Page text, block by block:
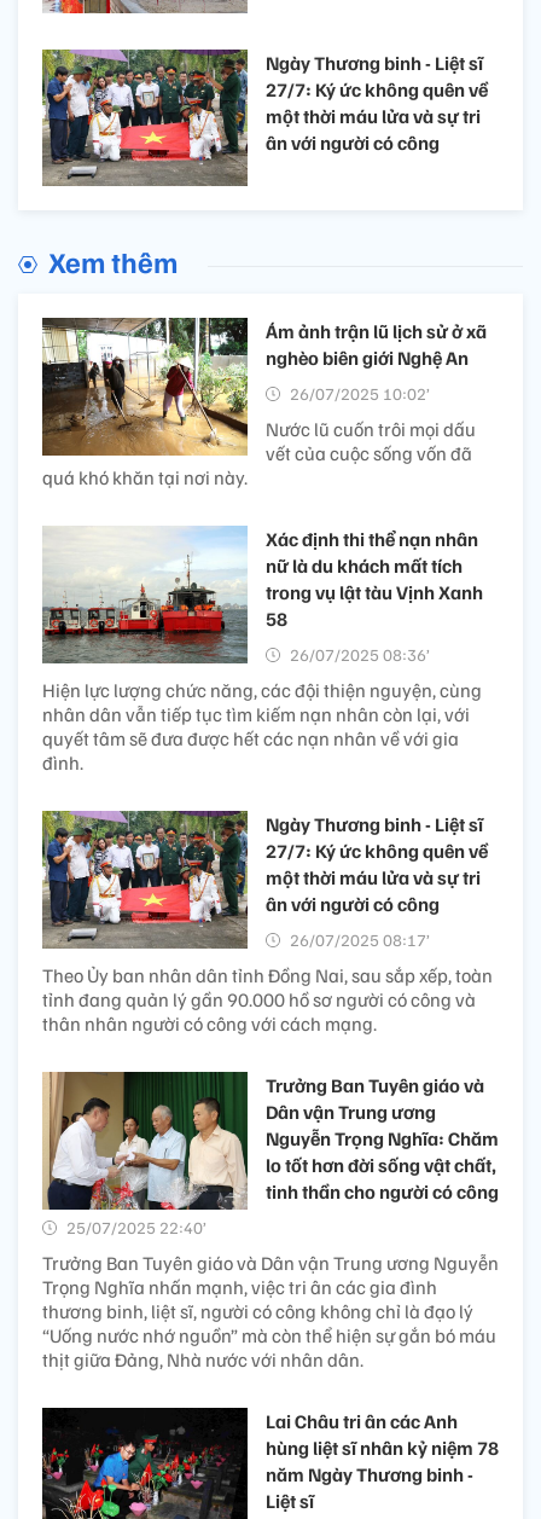
Ngày Thương binh - Liệt sĩ
27/7: Ký ức không quên về
một thời máu lửa và sự tri
ân với người có công
Xem thêm
Ám ảnh trận lũ lịch sử ở xã
nghèo biên giới Nghệ An
26/07/2025 10:02’
Nước lũ cuốn trôi mọi dấu
vết của cuộc sống vốn đã
quá khó khăn tại nơi này.
Xác định thi thể nạn nhân
nữ là du khách mất tích
trong vụ lật tàu Vịnh Xanh
58
26/07/2025 08:36’
Hiện lực lượng chức năng, các đội thiện nguyện, cùng
nhân dân vẫn tiếp tục tìm kiếm nạn nhân còn lại, với
quyết tâm sẽ đưa được hết các nạn nhân về với gia
đình.
Ngày Thương binh - Liệt sĩ
27/7: Ký ức không quên về
một thời máu lửa và sự tri
ân với người có công
26/07/2025 08:17’
Theo Ủy ban nhân dân tỉnh Đồng Nai, sau sắp xếp, toàn
tỉnh đang quản lý gần 90.000 hồ sơ người có công và
thân nhân người có công với cách mạng.
Trưởng Ban Tuyên giáo và
Dân vận Trung ương
Nguyễn Trọng Nghĩa: Chăm
lo tốt hơn đời sống vật chất,
tinh thần cho người có công
25/07/2025 22:40’
Trưởng Ban Tuyên giáo và Dân vận Trung ương Nguyễn
Trọng Nghĩa nhấn mạnh, việc tri ân các gia đình
thương binh, liệt sĩ, người có công không chỉ là đạo lý
“Uống nước nhớ nguồn” mà còn thể hiện sự gắn bó máu
thịt giữa Đảng, Nhà nước với nhân dân.
Lai Châu tri ân các Anh
hùng liệt sĩ nhân kỷ niệm 78
năm Ngày Thương binh -
Liệt sĩ